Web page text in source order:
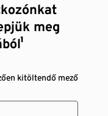
meg
kitöltendő mező